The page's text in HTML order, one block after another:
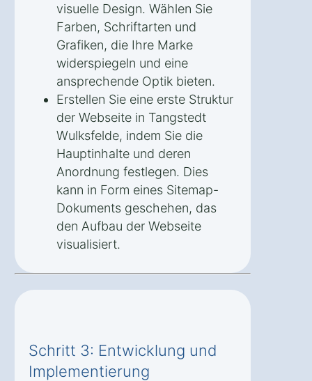
visuelle Design. Wählen Sie
Farben, Schriftarten und
Grafiken, die Ihre Marke
widerspiegeln und eine
ansprechende Optik bieten.
Erstellen Sie eine erste Struktur
der Webseite in Tangstedt
Wulksfelde, indem Sie die
Hauptinhalte und deren
Anordnung festlegen. Dies
kann in Form eines Sitemap-
Dokuments geschehen, das
den Aufbau der Webseite
visualisiert.
Schritt 3: Entwicklung und
Implementierung